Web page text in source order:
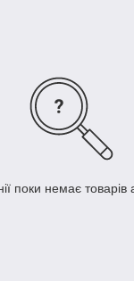
поки немає товарів